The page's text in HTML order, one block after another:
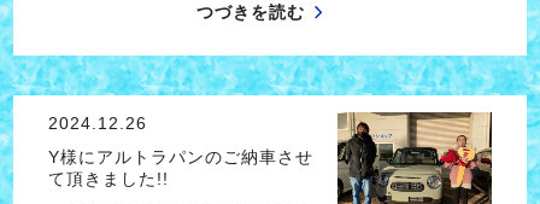
つづきを読む
2024.12.26
Y様にアルトラパンのご納車させ
て頂きました!!